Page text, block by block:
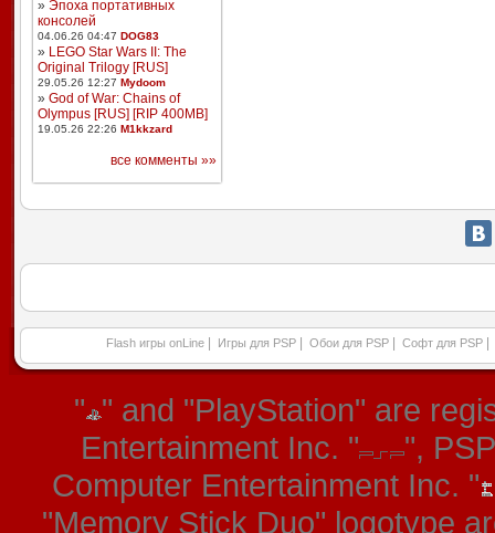
» Эпоха портативных
консолей
04.06.26 04:47 DOG83
» LEGO Star Wars II: The
Original Trilogy [RUS]
29.05.26 12:27 Mydoom
» God of War: Chains of
Olympus [RUS] [RIP 400MB]
19.05.26 22:26 M1kkzard
все комменты »»
Flash игры onLine Игры для PSP Обои для PSP Софт для PSP
" " and "PlayStation" are
Entertainment Inc. "
",
Computer Entertainment Inc. "
"Memory Stick Duo" logotype